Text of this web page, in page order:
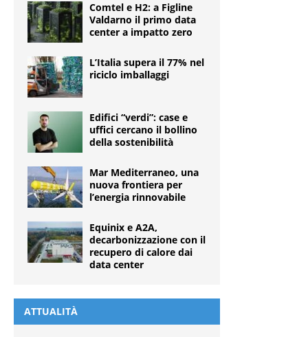
Comtel e H2: a Figline
Valdarno il primo data
center a impatto zero
L’Italia supera il 77% nel
riciclo imballaggi
Edifici “verdi”: case e
uffici cercano il bollino
della sostenibilità
Mar Mediterraneo, una
nuova frontiera per
l’energia rinnovabile
Equinix e A2A,
decarbonizzazione con il
recupero di calore dai
data center
ATTUALITÀ